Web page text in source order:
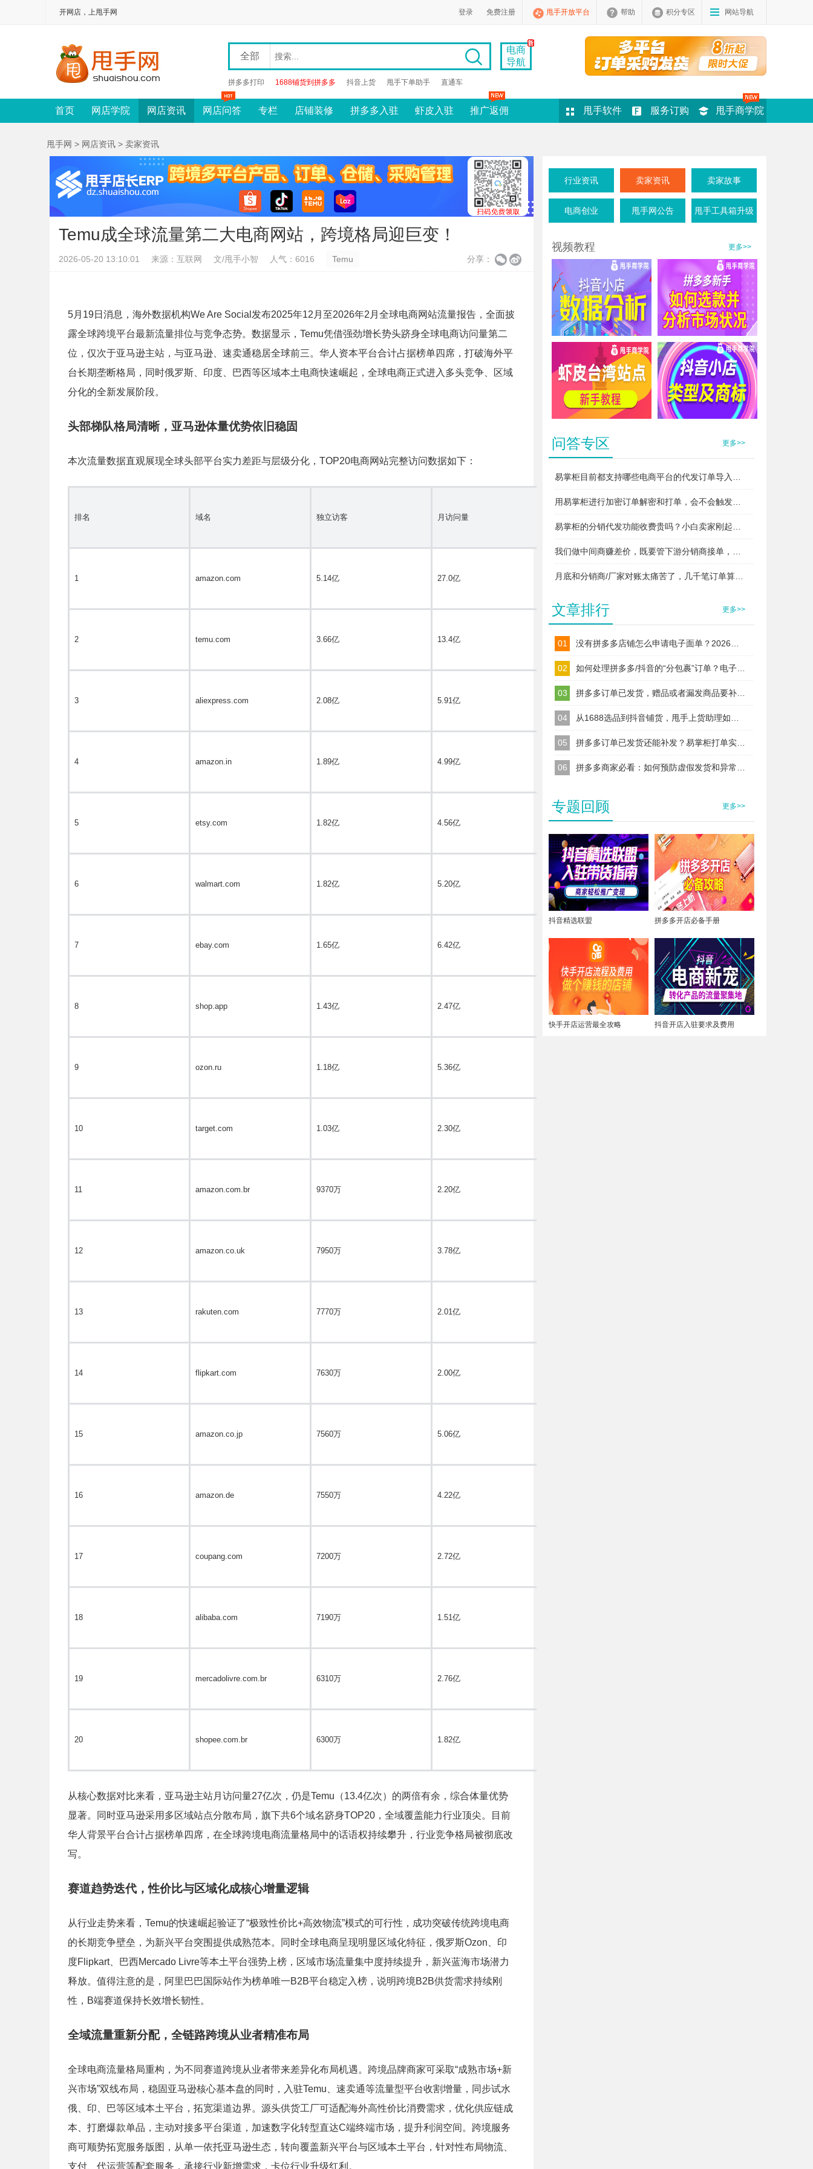
开网店，上甩手网 登录 免费注册 甩手开放平台 帮助 积分专区 网站导航
全部
拼多多打印 1688铺货到拼多多 抖音上货 甩手下单助手 直通车
电商
导航
首页 网店学院 网店资讯 网店问答 专栏 店铺装修 拼多多入驻 虾皮入驻 推广返佣 甩手软件 服务订购 甩手商学院
甩手网 > 网店资讯 > 卖家资讯
Temu成全球流量第二大电商网站，跨境格局迎巨变！
2026-05-20 13:10:01 来源：互联网 文/甩手小智 人气：6016 Temu 分享：
5月19日消息，海外数据机构We Are Social发布2025年12月至2026年2月全球电商网站流量报告，全面披
露全球跨境平台最新流量排位与竞争态势。数据显示，Temu凭借强劲增长势头跻身全球电商访问量第二
位，仅次于亚马逊主站，与亚马逊、速卖通稳居全球前三。华人资本平台合计占据榜单四席，打破海外平
台长期垄断格局，同时俄罗斯、印度、巴西等区域本土电商快速崛起，全球电商正式进入多头竞争、区域
分化的全新发展阶段。
头部梯队格局清晰，亚马逊体量优势依旧稳固
本次流量数据直观展现全球头部平台实力差距与层级分化，TOP20电商网站完整访问数据如下：
排名 域名 独立访客 月访问量
1 amazon.com 5.14亿 27.0亿
2 temu.com 3.66亿 13.4亿
3 aliexpress.com 2.08亿 5.91亿
4 amazon.in 1.89亿 4.99亿
5 etsy.com 1.82亿 4.56亿
6 walmart.com 1.82亿 5.20亿
7 ebay.com 1.65亿 6.42亿
8 shop.app 1.43亿 2.47亿
9 ozon.ru 1.18亿 5.36亿
10 target.com 1.03亿 2.30亿
11 amazon.com.br 9370万 2.20亿
12 amazon.co.uk 7950万 3.78亿
13 rakuten.com 7770万 2.01亿
14 flipkart.com 7630万 2.00亿
15 amazon.co.jp 7560万 5.06亿
16 amazon.de 7550万 4.22亿
17 coupang.com 7200万 2.72亿
18 alibaba.com 7190万 1.51亿
19 mercadolivre.com.br 6310万 2.76亿
20 shopee.com.br 6300万 1.82亿
从核心数据对比来看，亚马逊主站月访问量27亿次，仍是Temu（13.4亿次）的两倍有余，综合体量优势
显著。同时亚马逊采用多区域站点分散布局，旗下共6个域名跻身TOP20，全域覆盖能力行业顶尖。目前
华人背景平台合计占据榜单四席，在全球跨境电商流量格局中的话语权持续攀升，行业竞争格局被彻底改
写。
赛道趋势迭代，性价比与区域化成核心增量逻辑
从行业走势来看，Temu的快速崛起验证了“极致性价比+高效物流”模式的可行性，成功突破传统跨境电商
的长期竞争壁垒，为新兴平台突围提供成熟范本。同时全球电商呈现明显区域化特征，俄罗斯Ozon、印
度Flipkart、巴西Mercado Livre等本土平台强势上榜，区域市场流量集中度持续提升，新兴蓝海市场潜力
释放。值得注意的是，阿里巴巴国际站作为榜单唯一B2B平台稳定入榜，说明跨境B2B供货需求持续刚
性，B端赛道保持长效增长韧性。
全域流量重新分配，全链路跨境从业者精准布局
全球电商流量格局重构，为不同赛道跨境从业者带来差异化布局机遇。跨境品牌商家可采取“成熟市场+新
兴市场”双线布局，稳固亚马逊核心基本盘的同时，入驻Temu、速卖通等流量型平台收割增量，同步试水
俄、印、巴等区域本土平台，拓宽渠道边界。源头供货工厂可适配海外高性价比消费需求，优化供应链成
本、打磨爆款单品，主动对接多平台渠道，加速数字化转型直达C端终端市场，提升利润空间。跨境服务
商可顺势拓宽服务版图，从单一依托亚马逊生态，转向覆盖新兴平台与区域本土平台，针对性布局物流、
支付、代运营等配套服务，承接行业新增需求，卡位行业升级红利。
行业资讯 卖家资讯 卖家故事
电商创业 甩手网公告 甩手工具箱升级
视频教程 更多>>
抖音小店数据分析 拼多多新手如何选款并分析市场状况
问答专区 更多>>
文章排行 更多>>
01
02
03
04
05
06
专题回顾 更多>>
抖音精选联盟 拼多多开店必备手册
快手开店运营最全攻略 抖音开店入驻要求及费用